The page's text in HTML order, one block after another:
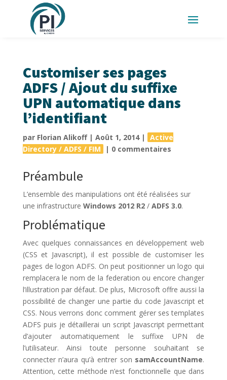
Customiser ses pages
ADFS / Ajout du suffixe
UPN automatique dans
l’identifiant
par Florian Alikoff| Août 1, 2014|
Active
Directory / ADFS / FIM
| 0 commentaires
Préambule
L’ensemble des manipulations ont été réalisées sur
une infrastructure Windows 2012 R2/ ADFS 3.0.
Problématique
Avec quelques connaissances en développement web
(CSS et Javascript), il est possible de customiser les
pages de logon ADFS. On peut positionner un logo qui
remplacera le nom de la federation ou encore changer
l’illustration par défaut. De plus, Microsoft offre aussi la
possibilité de changer une partie du code Javascript et
CSS. Nous verrons donc comment gérer ses templates
ADFS puis je détaillerai un script Javascript permettant
d’ajouter automatiquement le suffixe UPN de
l’utilisateur. Ainsi toute personne souhaitant se
connecter n’aura qu’à entrer son samAccountName.
Attention, cette méthode n’est fonctionnelle que dans